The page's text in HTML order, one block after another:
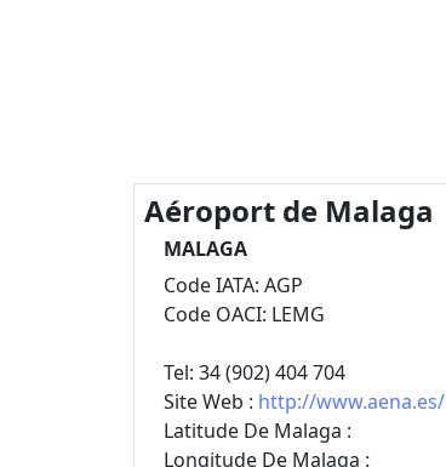
Aéroport de Malaga
MALAGA
Code IATA: AGP
Code OACI: LEMG
Tel: 34 (902) 404 704
Site Web : http://www.aena.es/
Latitude De Malaga :
Longitude De Malaga :